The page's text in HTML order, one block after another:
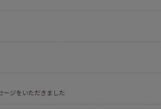
ージをいただきました